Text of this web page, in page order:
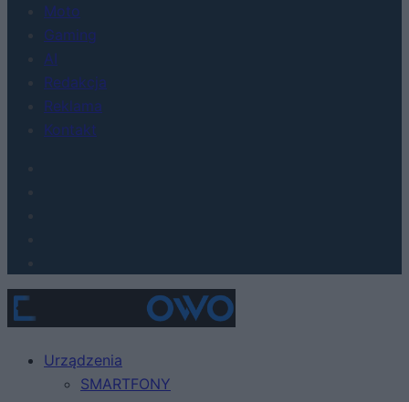
Moto
Gaming
AI
Redakcja
Reklama
Kontakt
Urządzenia
SMARTFONY